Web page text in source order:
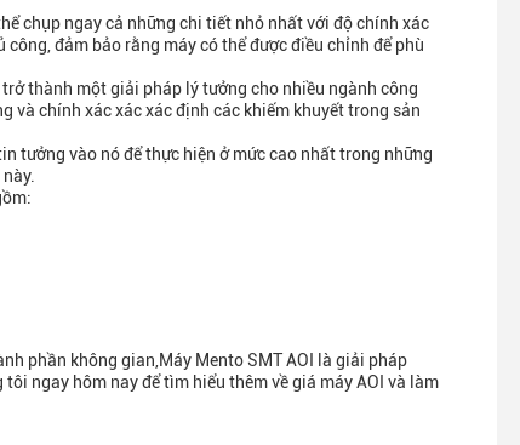
chụp ngay cả những chi tiết nhỏ nhất với độ chính xác
đảm bảo rằng máy có thể được điều chỉnh để phù
thành một giải pháp lý tưởng cho nhiều ngành công
và chính xác xác xác định các khiếm khuyết trong sản
tưởng vào nó để thực hiện ở mức cao nhất trong những
phần không gian,Máy Mento SMT AOI là giải pháp
ngay hôm nay để tìm hiểu thêm về giá máy AOI và làm